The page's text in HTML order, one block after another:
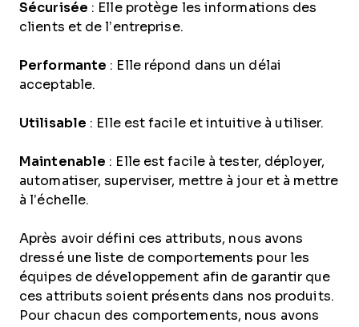
Sécurisée : Elle protège les informations des
clients et de l’entreprise.
Performante : Elle répond dans un délai
acceptable.
Utilisable : Elle est facile et intuitive à utiliser.
Maintenable : Elle est facile à tester, déployer,
automatiser, superviser, mettre à jour et à mettre
à l’échelle.
Après avoir défini ces attributs, nous avons
dressé une liste de comportements pour les
équipes de développement afin de garantir que
ces attributs soient présents dans nos produits.
Pour chacun des comportements, nous avons